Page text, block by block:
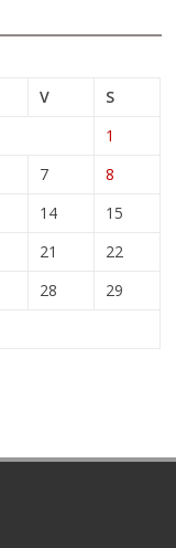
V
S
1
7
8
14
15
21
22
28
29